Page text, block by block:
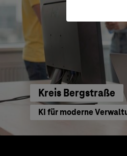
Kreis Bergstraße
KI für moderne